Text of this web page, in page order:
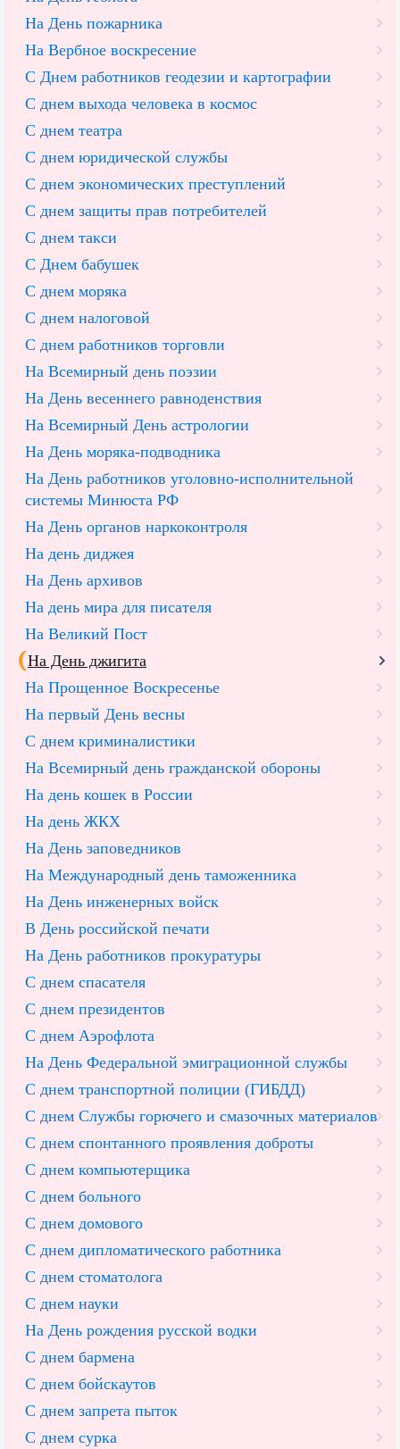
На День пожарника
На Вербное воскресение
С Днем работников геодезии и картографии
С днем выхода человека в космос
С днем театра
С днем юридической службы
С днем экономических преступлений
С днем защиты прав потребителей
С днем такси
С Днем бабушек
С днем моряка
С днем налоговой
С днем работников торговли
На Всемирный день поэзии
На День весеннего равноденствия
На Всемирный День астрологии
На День моряка-подводника
На День работников уголовно-исполнительной
системы Минюста РФ
На День органов наркоконтроля
На день диджея
На День архивов
На день мира для писателя
На Великий Пост
На День джигита
На Прощенное Воскресенье
На первый День весны
С днем криминалистики
На Всемирный день гражданской обороны
На день кошек в России
На день ЖКХ
На День заповедников
На Международный день таможенника
На День инженерных войск
В День российской печати
На День работников прокуратуры
С днем спасателя
С днем президентов
С днем Аэрофлота
На День Федеральной эмиграционной службы
С днем транспортной полиции (ГИБДД)
С днем Службы горючего и смазочных материалов
С днем спонтанного проявления доброты
С днем компьютерщика
С днем больного
С днем домового
С днем дипломатического работника
С днем стоматолога
С днем науки
На День рождения русской водки
С днем бармена
С днем бойскаутов
С днем запрета пыток
С днем сурка